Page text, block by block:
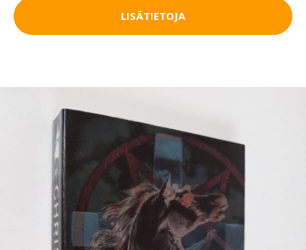
LISÄTIETOJA